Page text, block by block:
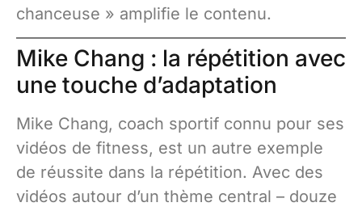
chanceuse » amplifie le contenu.
Mike Chang : la répétition avec
une touche d’adaptation
Mike Chang, coach sportif connu pour ses
vidéos de fitness, est un autre exemple
de réussite dans la répétition. Avec des
vidéos autour d’un thème central – douze